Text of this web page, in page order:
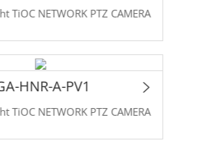
TiOC NETWORK PTZ CAMERA
HNR-A-PV1
TiOC NETWORK PTZ CAMERA